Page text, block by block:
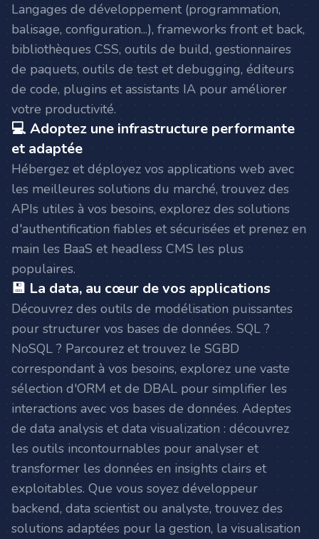
Langages de développement (programmation,
balisage, configuration...), frameworks front et back,
bibliothèques CSS, outils de build, gestionnaires
de paquets, outils de test et debugging, éditeurs
de code, plugins et assistants IA pour améliorer
votre productivité.
💻 Adoptez une infrastructure performante
et adaptée
Hébergez et déployez vos applications web avec
les meilleures solutions du marché, trouvez des
APIs utiles à vos besoins, explorez des solutions
d'authentification fiables et sécurisées et prenez en
main les BaaS et headless CMS les plus
populaires.
💾 La data, au cœur de vos applications
Découvrez des outils de modélisation puissantes
pour structurer vos bases de données. SQL ?
NoSQL ? Parcourez et trouvez le SGBD
correspondant à vos besoins, explorez une vaste
sélection d'ORM et de DBAL pour simplifier les
interactions avec vos bases de données. Adeptes
de data analysis et data visualization : découvrez
les outils incontournables pour analyser et
transformer les données en insights clairs et
exploitables. Que vous soyez développeur
backend, data scientist ou analyste, trouvez des
solutions adaptées pour la gestion, la visualisation